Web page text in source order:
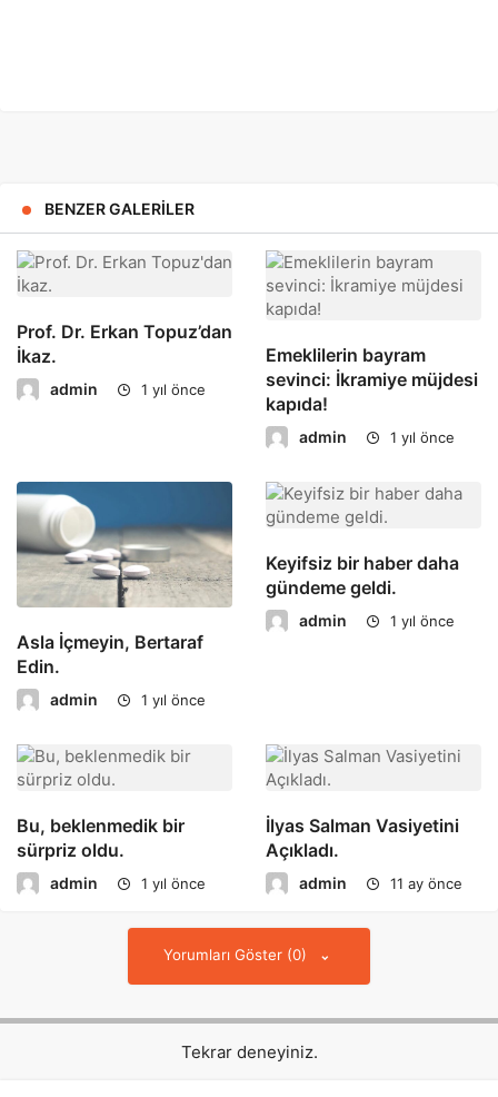
BENZER GALERILER
Prof. Dr. Erkan Topuz’dan
İkaz.
admin 1 yıl önce
Emeklilerin bayram
sevinci: İkramiye müjdesi
kapıda!
admin 1 yıl önce
Asla İçmeyin, Bertaraf
Edin.
admin 1 yıl önce
Keyifsiz bir haber daha
gündeme geldi.
admin 1 yıl önce
Bu, beklenmedik bir
sürpriz oldu.
admin 1 yıl önce
İlyas Salman Vasiyetini
Açıkladı.
admin 11 ay önce
Yorumları Göster (0)
Tekrar deneyiniz.